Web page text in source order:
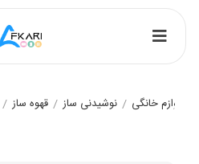
لوازم خانگی / نوشیدنی ساز / قهوه ساز /